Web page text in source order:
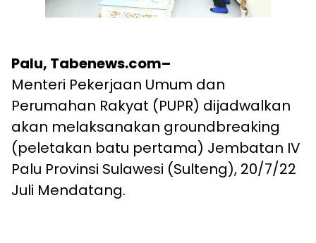
Palu, Tabenews.com–
Menteri Pekerjaan Umum dan
Perumahan Rakyat (PUPR) dijadwalkan
akan melaksanakan groundbreaking
(peletakan batu pertama) Jembatan IV
Palu Provinsi Sulawesi (Sulteng), 20/7/22
Juli Mendatang.